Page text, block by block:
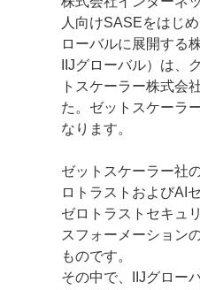
人向けSASEをはじ
ローバルに展開する
IIJグローバル）は、
トスケーラー株式会
た。ゼットスケーラ
なります。
ゼットスケーラー社
ロトラストおよびAI
ゼロトラストセキュ
スフォーメーション
ものです。
その中で、IIJグロー